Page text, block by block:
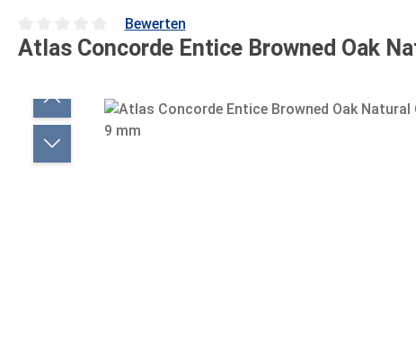
Durchschnittliche Bewertung von 0 von 5 Sternen
Bewerten
Atlas Concorde Entice Browned Oak
Bildergalerie überspringen